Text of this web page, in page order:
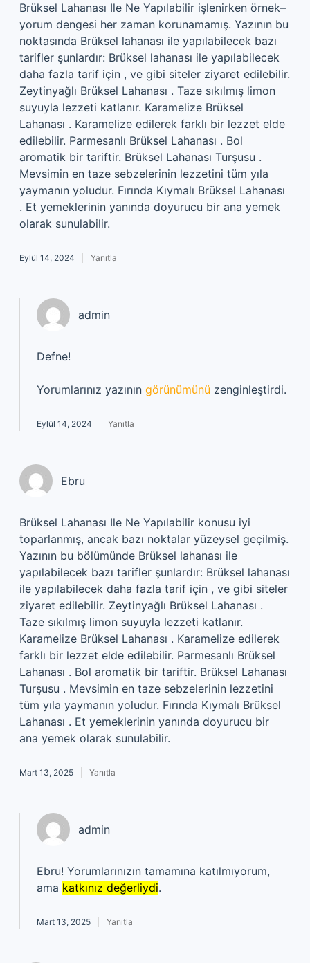
Brüksel Lahanası Ile Ne Yapılabilir işlenirken örnek–
yorum dengesi her zaman korunamamış. Yazının bu
noktasında Brüksel lahanası ile yapılabilecek bazı
tarifler şunlardır: Brüksel lahanası ile yapılabilecek
daha fazla tarif için , ve gibi siteler ziyaret edilebilir.
Zeytinyağlı Brüksel Lahanası . Taze sıkılmış limon
suyuyla lezzeti katlanır. Karamelize Brüksel
Lahanası . Karamelize edilerek farklı bir lezzet elde
edilebilir. Parmesanlı Brüksel Lahanası . Bol
aromatik bir tariftir. Brüksel Lahanası Turşusu .
Mevsimin en taze sebzelerinin lezzetini tüm yıla
yaymanın yoludur. Fırında Kıymalı Brüksel Lahanası
. Et yemeklerinin yanında doyurucu bir ana yemek
olarak sunulabilir.
Eylül 14, 2024 Yanıtla
admin
Defne!
Yorumlarınız yazının görünümünü zenginleştirdi.
Eylül 14, 2024 Yanıtla
Ebru
Brüksel Lahanası Ile Ne Yapılabilir konusu iyi
toparlanmış, ancak bazı noktalar yüzeysel geçilmiş.
Yazının bu bölümünde Brüksel lahanası ile
yapılabilecek bazı tarifler şunlardır: Brüksel lahanası
ile yapılabilecek daha fazla tarif için , ve gibi siteler
ziyaret edilebilir. Zeytinyağlı Brüksel Lahanası .
Taze sıkılmış limon suyuyla lezzeti katlanır.
Karamelize Brüksel Lahanası . Karamelize edilerek
farklı bir lezzet elde edilebilir. Parmesanlı Brüksel
Lahanası . Bol aromatik bir tariftir. Brüksel Lahanası
Turşusu . Mevsimin en taze sebzelerinin lezzetini
tüm yıla yaymanın yoludur. Fırında Kıymalı Brüksel
Lahanası . Et yemeklerinin yanında doyurucu bir
ana yemek olarak sunulabilir.
Mart 13, 2025 Yanıtla
admin
Ebru! Yorumlarınızın tamamına katılmıyorum,
ama katkınız değerliydi.
Mart 13, 2025 Yanıtla